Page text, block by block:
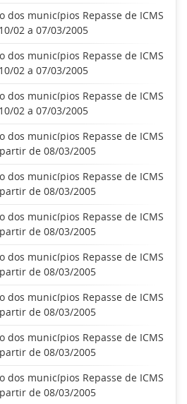
dos municípios Repasse de ICMS
02 a 07/03/2005
dos municípios Repasse de ICMS
02 a 07/03/2005
dos municípios Repasse de ICMS
02 a 07/03/2005
dos municípios Repasse de ICMS
de 08/03/2005
dos municípios Repasse de ICMS
de 08/03/2005
dos municípios Repasse de ICMS
de 08/03/2005
dos municípios Repasse de ICMS
de 08/03/2005
dos municípios Repasse de ICMS
de 08/03/2005
dos municípios Repasse de ICMS
de 08/03/2005
dos municípios Repasse de ICMS
de 08/03/2005